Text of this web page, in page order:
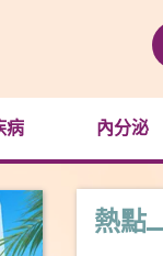
病 內分泌
熱點